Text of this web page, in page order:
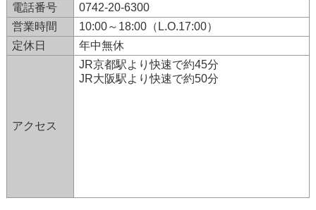
電話番号
0742-20-6300
営業時間
10:00～18:00（L.O.17:00）
定休日
年中無休
アクセス
JR京都駅より快速で約45分
JR大阪駅より快速で約50分